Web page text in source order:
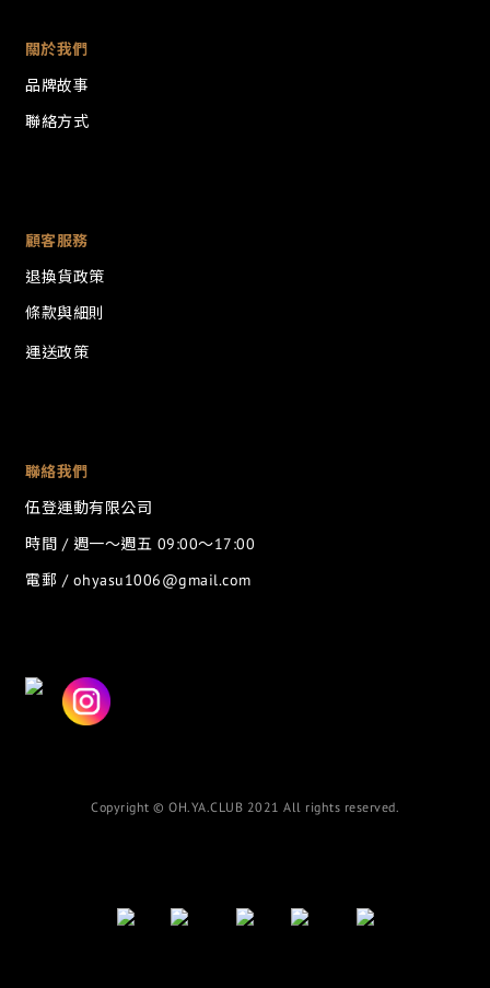
關於我們
品牌故事
聯絡方式
顧客服務
退換貨政策
條款與細則
運送政策
聯絡我們
伍登運動有限公司
時間 / 週一～週五 09:00～17:00
電郵 / ohyasu1006@gmail.com
Copyright © OH.YA.CLUB 2021 All rights reserved.